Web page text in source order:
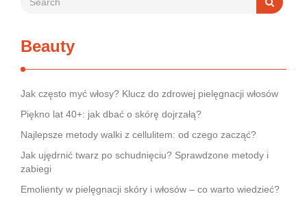
Beauty
Jak często myć włosy? Klucz do zdrowej pielęgnacji włosów
Piękno lat 40+: jak dbać o skórę dojrzałą?
Najlepsze metody walki z cellulitem: od czego zacząć?
Jak ujędrnić twarz po schudnięciu? Sprawdzone metody i
zabiegi
Emolienty w pielęgnacji skóry i włosów – co warto wiedzieć?